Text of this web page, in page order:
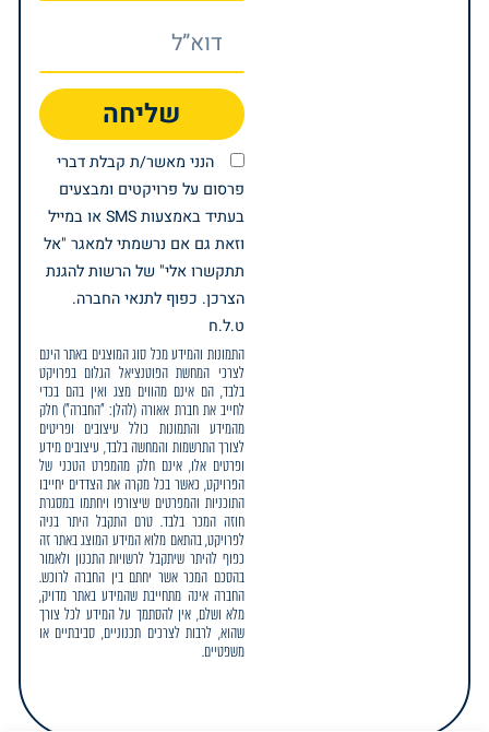
הנני מאשר/ת קבלת דברי
פרסום על פרויקטים ומבצעים
בעתיד באמצעות SMS או במייל
וזאת גם אם נרשמתי למאגר "אל
תתקשרו אלי" של הרשות להגנת
הצרכן. כפוף לתנאי החברה.
ט.ל.ח
שליחה
התמונות והמידע מכל סוג המוצגים באתר הינם
לצרכי המחשת הפוטנציאל הגלום בפרויקט
בלבד, הם אינם מהווים מצג ואין בהם בכדי
לחייב את חברת אאורה (להלן: "החברה") חלק
מהמידע והתמונות כולל עיצובים ופריטים
לצורך התרשמות והמחשה בלבד, עיצובים מידע
ופרטים אלו, אינם חלק מהמפרט הטכני של
הפרויקט, כאשר בכל מקרה את הצדדים יחייבו
התוכניות והמפרטים שיצורפו ויחתמו במסגרת
חוזה המכר בלבד. טרם התקבל היתר בניה
לפרויקט, בהתאם מלוא המידע המוצג באתר זה
כפוף להיתר שיתקבל לרשויות התכנון ולאמור
בהסכם המכר אשר יחתם בין החברה לרוכש.
החברה אינה מתחייבת שהמידע באתר מדויק,
מלא ושלם, אין להסתמך על המידע לכל צורך
שהוא, לרבות לצרכים תכנוניים, סביבתיים או
משפטיים.